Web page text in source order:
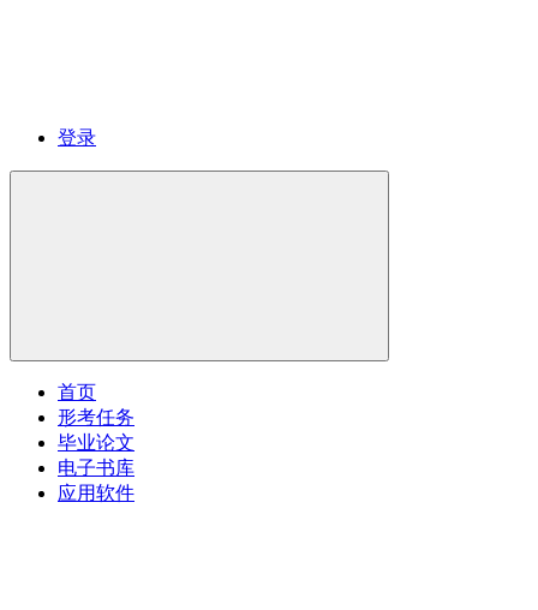
登录
首页
形考任务
毕业论文
电子书库
应用软件